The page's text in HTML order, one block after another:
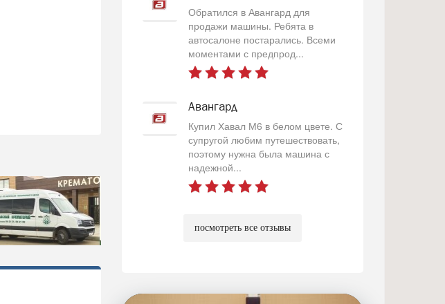
Обратился в Авангард для
продажи машины. Ребята в
автосалоне постарались. Всеми
моментами с предпрод...
Авангард
Купил Хавал М6 в белом цвете. С
супругой любим путешествовать,
поэтому нужна была машина с
надежной...
посмотреть все отзывы